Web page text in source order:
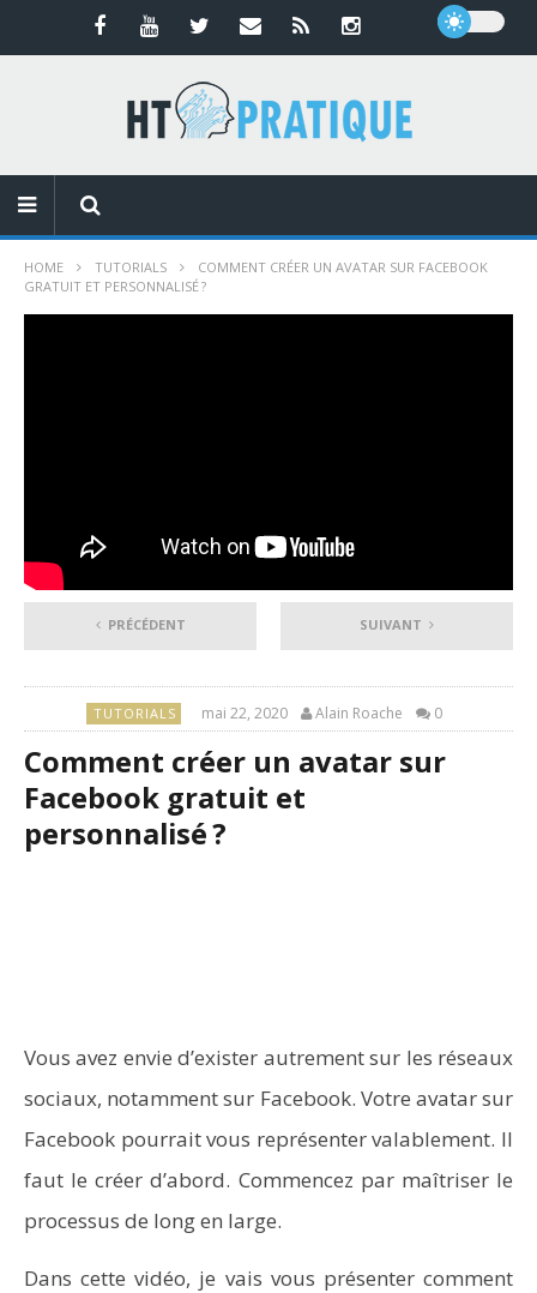
HOME TUTORIALS
COMMENT CRÉER UN AVATAR SUR FACEBOOK
GRATUIT ET PERSONNALISÉ ?
PRÉCÉDENT SUIVANT
TUTORIALS mai 22, 2020 Alain Roache 0
Comment créer un avatar sur
Facebook gratuit et
personnalisé ?
NOW VIEWING
personnalisé ?
Vous avez envie d’exister autrement sur les réseaux
sociaux, notamment sur Facebook. Votre avatar sur
Facebook pourrait vous représenter valablement. Il
faut le créer d’abord. Commencez par maîtriser le
processus de long en large.
Dans cette vidéo, je vais vous présenter comment